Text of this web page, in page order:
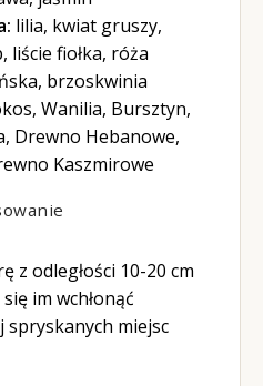
lilia, kwiat gruszy,
liście fiołka, róża
brzoskwinia
Wanilia, Bursztyn,
Drewno Hebanowe,
Kaszmirowe
z odległości 10-20 cm
im wchłonąć
spryskanych miejsc